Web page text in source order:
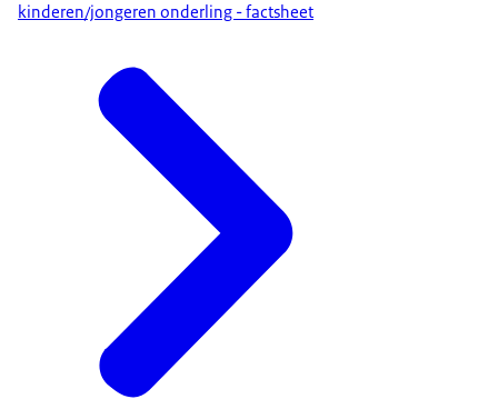
kinderen/jongeren onderling - factsheet